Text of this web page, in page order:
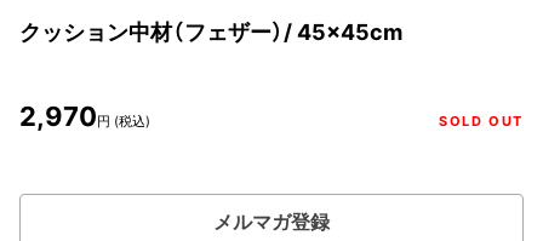
クッション中材（フェザー）/ 45×45cm
2,970円 (税込) SOLD OUT
メルマガ登録